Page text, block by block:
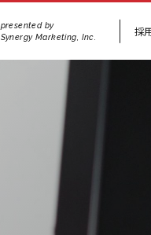
presented by
Synergy Marketing, Inc.
採